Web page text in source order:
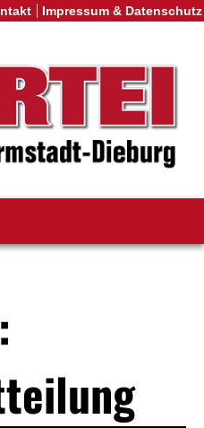
Impressum & Datenschutz